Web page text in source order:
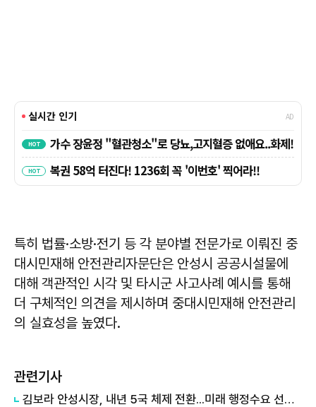
특히 법률·소방·전기 등 각 분야별 전문가로 이뤄진 중
대시민재해 안전관리자문단은 안성시 공공시설물에
대해 객관적인 시각 및 타시군 사고사례 예시를 통해
더 구체적인 의견을 제시하며 중대시민재해 안전관리
의 실효성을 높였다.
관련기사
김보라 안성시장, 내년 5국 체제 전환...미래 행정수요 선제 대응